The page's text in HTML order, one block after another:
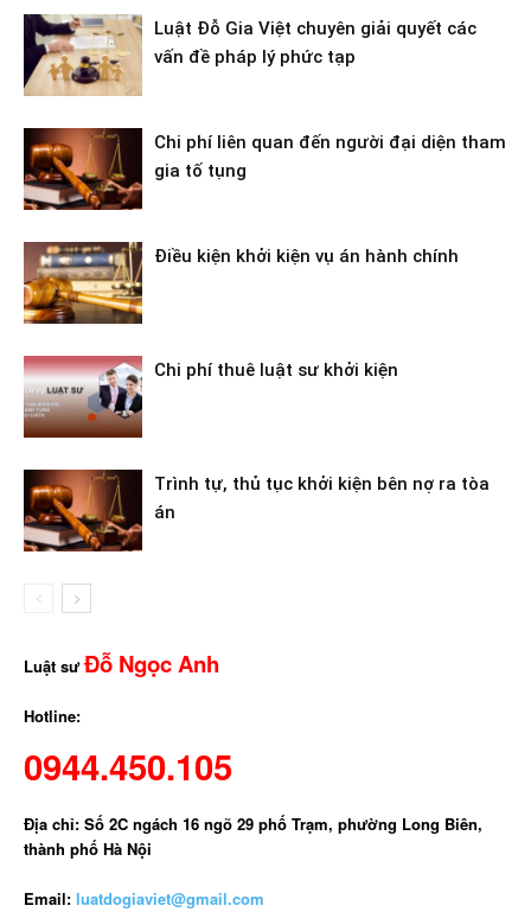
Luật Đỗ Gia Việt chuyên giải quyết các
vấn đề pháp lý phức tạp
Chi phí liên quan đến người đại diện tham
gia tố tụng
Điều kiện khởi kiện vụ án hành chính
Chi phí thuê luật sư khởi kiện
Trình tự, thủ tục khởi kiện bên nợ ra tòa
án
Luật sưĐỗ Ngọc Anh
Hotline:
0944.450.105
Địa chỉ: Số 2C ngách 16 ngõ 29 phố Trạm, phường Long Biên,
thành phố Hà Nội
Email: luatdogiaviet@gmail.com